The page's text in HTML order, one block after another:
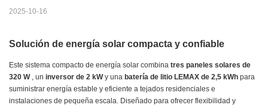
2025-10-16
Solución de energía solar compacta y confiable
Este sistema compacto de energía solar combina tres paneles solares de
320 W, un inversor de 2 kWy una batería de litio LEMAX de 2,5 kWh para
suministrar energía estable y eficiente a tejados residenciales e
instalaciones de pequeña escala. Diseñado para ofrecer flexibilidad y